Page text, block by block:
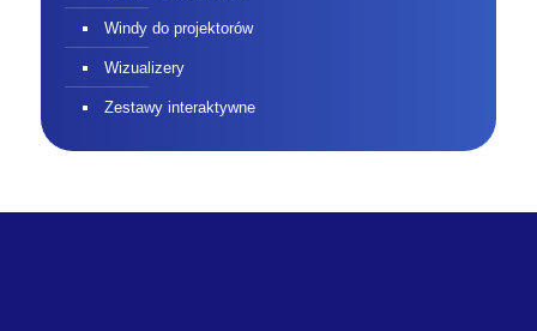
Windy do projektorów
Wizualizery
Zestawy interaktywne